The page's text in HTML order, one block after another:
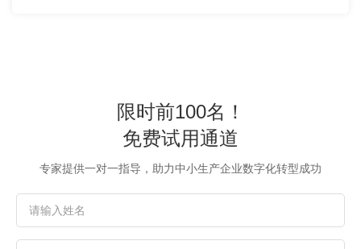
限时前100名！
免费试用通道
专家提供一对一指导，助力中小生产企业数字化转型成功